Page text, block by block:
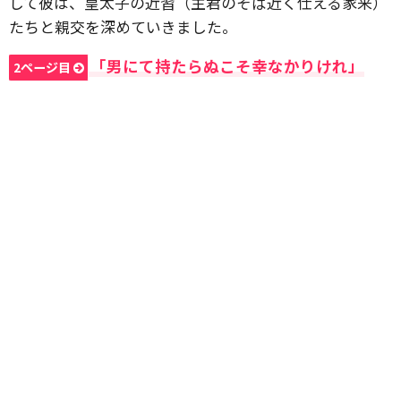
たちと親交を深めていきました。
2ページ目 「男にて持たらぬこそ幸なかりけれ」